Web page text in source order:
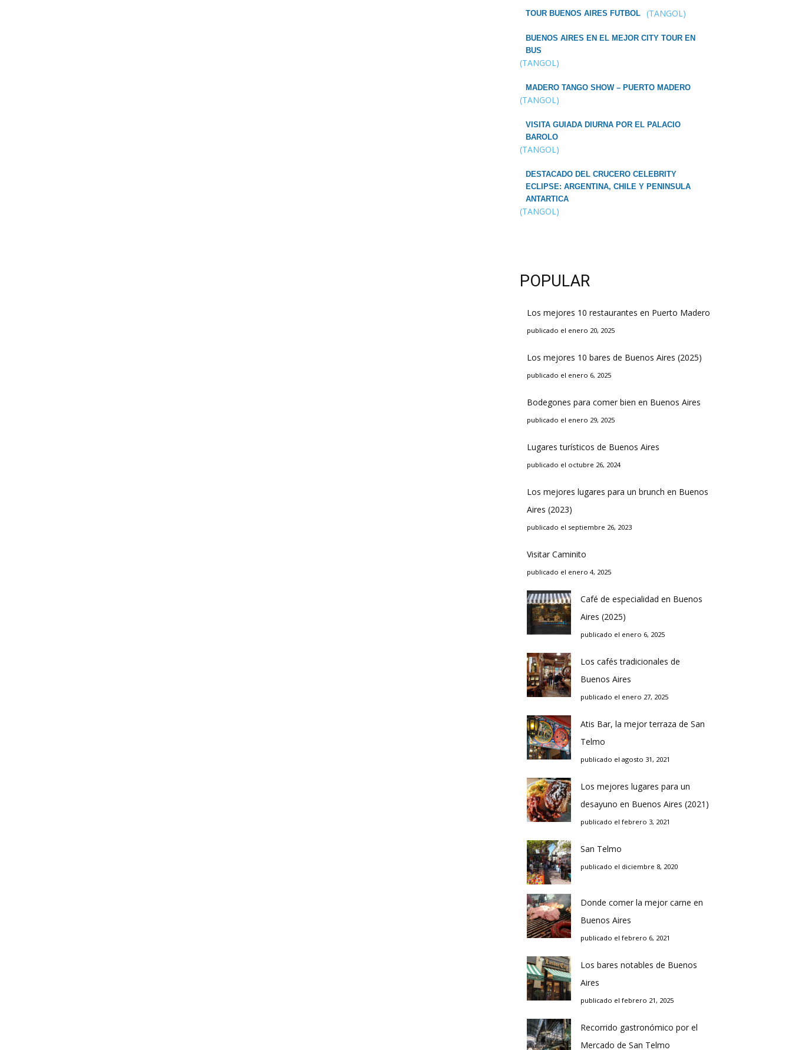
TOUR BUENOS AIRES FUTBOL (TANGOL)
BUENOS AIRES EN EL MEJOR CITY TOUR EN
BUS
(TANGOL)
MADERO TANGO SHOW – PUERTO MADERO
(TANGOL)
VISITA GUIADA DIURNA POR EL PALACIO
BAROLO
(TANGOL)
DESTACADO DEL CRUCERO CELEBRITY
ECLIPSE: ARGENTINA, CHILE Y PENINSULA
ANTARTICA
(TANGOL)
POPULAR
Los mejores 10 restaurantes en Puerto Madero
publicado el enero 20, 2025
Los mejores 10 bares de Buenos Aires (2025)
publicado el enero 6, 2025
Bodegones para comer bien en Buenos Aires
publicado el enero 29, 2025
Lugares turísticos de Buenos Aires
publicado el octubre 26, 2024
Los mejores lugares para un brunch en Buenos
Aires (2023)
publicado el septiembre 26, 2023
Visitar Caminito
publicado el enero 4, 2025
Café de especialidad en Buenos
Aires (2025)
publicado el enero 6, 2025
Los cafés tradicionales de
Buenos Aires
publicado el enero 27, 2025
Atis Bar, la mejor terraza de San
Telmo
publicado el agosto 31, 2021
Los mejores lugares para un
desayuno en Buenos Aires (2021)
publicado el febrero 3, 2021
San Telmo
publicado el diciembre 8, 2020
Donde comer la mejor carne en
Buenos Aires
publicado el febrero 6, 2021
Los bares notables de Buenos
Aires
publicado el febrero 21, 2025
Recorrido gastronómico por el
Mercado de San Telmo